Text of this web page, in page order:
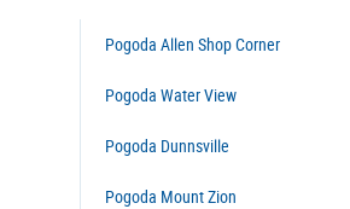
Pogoda Allen Shop Corner
Pogoda Water View
Pogoda Dunnsville
Pogoda Mount Zion